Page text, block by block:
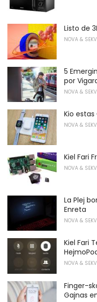
Listo de
NOVA &
5
por
NOVA &
Kio estas
NOVA &
Kiel Fari
NOVA &
La Plej
Enreta
NOVA &
Kiel Fari
NOVA &
Finger-
Gajnas